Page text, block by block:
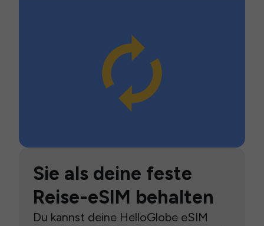
Sie als deine feste
Reise-eSIM behalten
Du kannst deine HelloGlobe eSIM